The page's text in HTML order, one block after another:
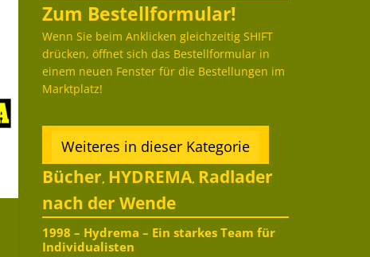
Zum Bestellformular!
Wenn Sie beim Anklicken gleichzeitig SHIFT
drücken, öffnet sich das Bestellformular in
einem neuen Fenster für die Bestellungen im
Marktplatz!
Weiteres in dieser Kategorie
Bücher, HYDREMA, Radlader
nach der Wende
1998 – Hydrema – Ein starkes Team für
Individualisten